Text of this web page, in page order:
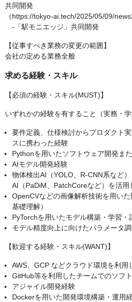
共同開発
（https://tokyo-ai.tech/2025/05/09/
‐「駅モニエッジ」共同開発
【従事すべき業務の変更の範囲】
会社の定める業務全般
求める経験・スキル
【必須の経験・スキル(MUST)】
いずれかの経験を有すること（実務・学
要件定義、仕様検討からプロダクト
スに携わった経験
Pythonを用いたソフトウェア開発ま
AIモデル開発経験
物体検出AI（YOLO、R-CNN系など
AI（PaDiM、PatchCoreなど）を活用
OpenCVなどの画像解析技術を用い
基礎理解）
PyTorchを用いたモデル構築・学習・
モデル精度向上に向けたパラメータ
【歓迎する経験・スキル(WANT)】
AWS、GCP などクラウド環境を利用
GitHub等を利用したチームでのソフ
アジャイル開発経験
Dockerを用いた開発環境構築・運用